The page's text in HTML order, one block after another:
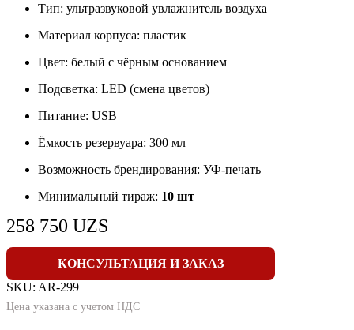
Тип: ультразвуковой увлажнитель воздуха
Материал корпуса: пластик
Цвет: белый с чёрным основанием
Подсветка: LED (смена цветов)
Питание: USB
Ёмкость резервуара: 300 мл
Возможность брендирования: УФ-печать
Минимальный тираж: 10 шт
258 750 UZS
КОНСУЛЬТАЦИЯ И ЗАКАЗ
SKU: AR-299
Цена указана с учетом НДС